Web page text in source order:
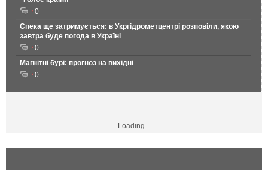
0
Спека ще затримується: в Укргідрометцентрі розповіли, якою
завтра буде погода в Україні
0
Магнітні бурі: прогноз на вихідні
0
Loading...